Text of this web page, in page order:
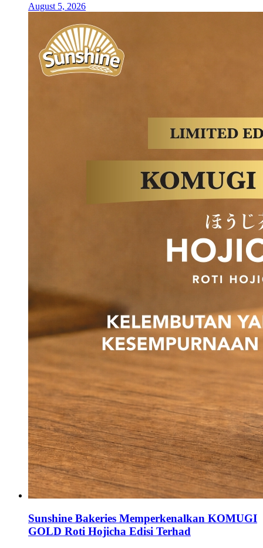
August 5, 2026
Sunshine Bakeries Memperkenalkan KOMUGI
GOLD Roti Hojicha Edisi Terhad